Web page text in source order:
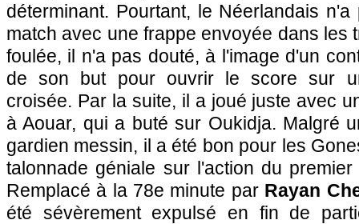
déterminant. Pourtant, le Néerlandais
match avec une frappe envoyée dans les
foulée, il n'a pas douté, à l'image d'un
de son but pour ouvrir le score sur
croisée. Par la suite, il a joué juste avec
à Aouar, qui a buté sur Oukidja. Malgré
gardien messin, il a été bon pour les
talonnade géniale sur l'action du
Remplacé à la 78e minute par Rayan
été sévèrement expulsé en fin de